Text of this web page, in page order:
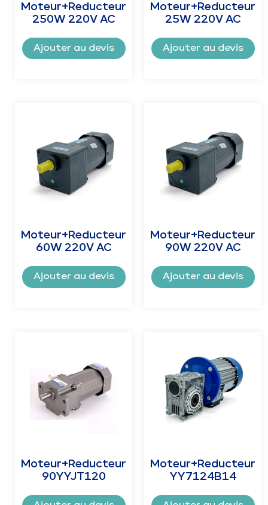
Moteur+Reducteur
250W 220V AC
Ajouter au devis
Moteur+Reducteur
25W 220V AC
Ajouter au devis
Moteur+Reducteur
60W 220V AC
Ajouter au devis
Moteur+Reducteur
90W 220V AC
Ajouter au devis
Moteur+Reducteur
90YYJT120
Moteur+Reducteur
YY7124B14